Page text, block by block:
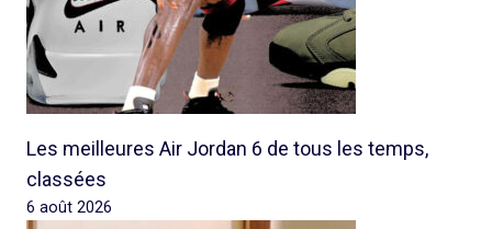
Les meilleures Air Jordan 6 de tous les temps,
classées
6 août 2026